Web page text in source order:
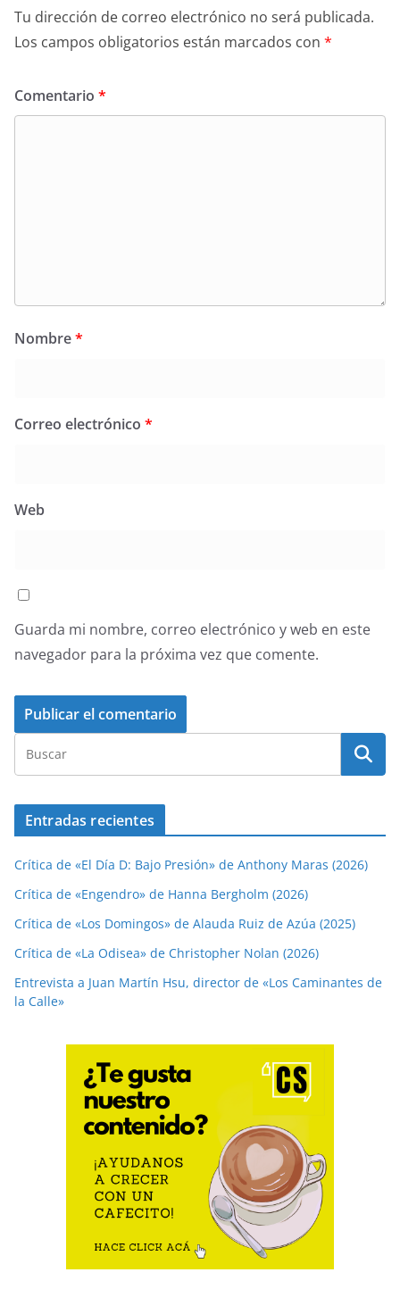
Tu dirección de correo electrónico no será publicada.
Los campos obligatorios están marcados con *
Comentario *
Nombre*
Correo electrónico *
Web
Guarda mi nombre, correo electrónico y web en este
navegador para la próxima vez que comente.
Entradas recientes
Crítica de «El Día D: Bajo Presión» de Anthony Maras (2026)
Crítica de «Engendro» de Hanna Bergholm (2026)
Crítica de «Los Domingos» de Alauda Ruiz de Azúa (2025)
Crítica de «La Odisea» de Christopher Nolan (2026)
Entrevista a Juan Martín Hsu, director de «Los Caminantes de
la Calle»